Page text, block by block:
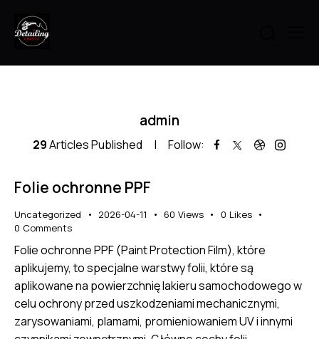
admin
29Articles Published Follow:
Folie ochronne PPF
Uncategorized 2026-04-11 60 Views 0 Likes
0 Comments
Folie ochronne PPF (Paint Protection Film), które
aplikujemy, to specjalne warstwy folii, które są
aplikowane na powierzchnię lakieru samochodowego w
celu ochrony przed uszkodzeniami mechanicznymi,
zarysowaniami, plamami, promieniowaniem UV i innymi